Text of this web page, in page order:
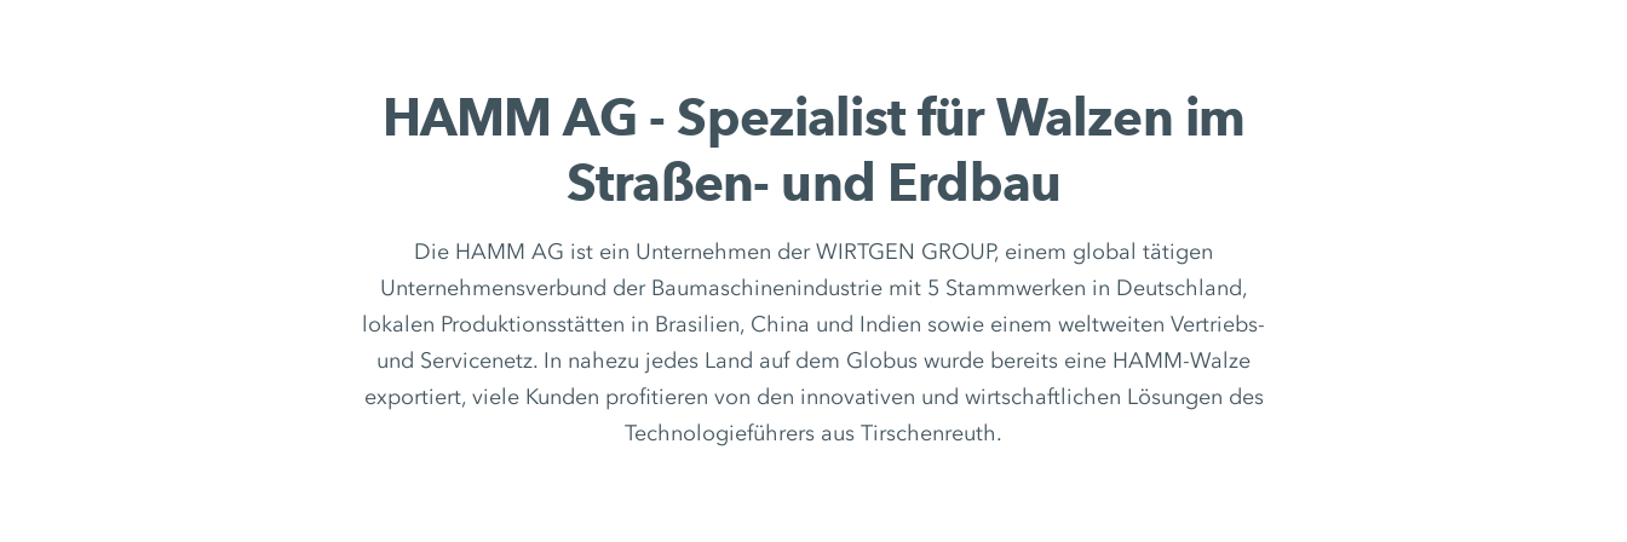
HAMM AG - Spezialist für Walzen im
Straßen- und Erdbau
Die HAMM AG ist ein Unternehmen der WIRTGEN GROUP, einem global tätigen
Unternehmensverbund der Baumaschinenindustrie mit 5 Stammwerken in Deutschland,
lokalen Produktionsstätten in Brasilien, China und Indien sowie einem weltweiten Vertriebs-
und Servicenetz. In nahezu jedes Land auf dem Globus wurde bereits eine HAMM-Walze
exportiert, viele Kunden profitieren von den innovativen und wirtschaftlichen Lösungen des
Technologieführers aus Tirschenreuth.